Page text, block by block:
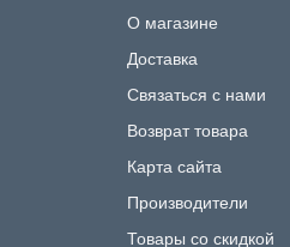
О магазине
Доставка
Связаться с нами
Возврат товара
Карта сайта
Производители
Товары со скидкой